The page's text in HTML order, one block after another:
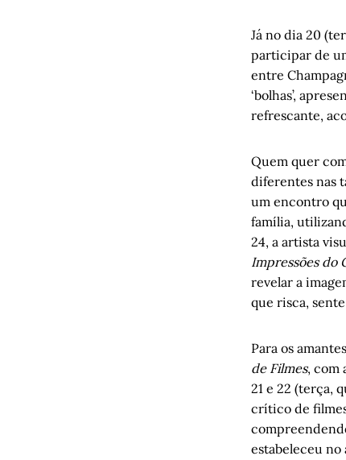
Já no dia 20
participar de
entre
‘bolhas’,
refrescante,
Quem quer
diferentes nas
um encontro
família,
24, a artista
Impressões do
revelar a
que risca,
Para os
de Filmes, com
21 e 22 (terça,
crítico de
estabeleceu no